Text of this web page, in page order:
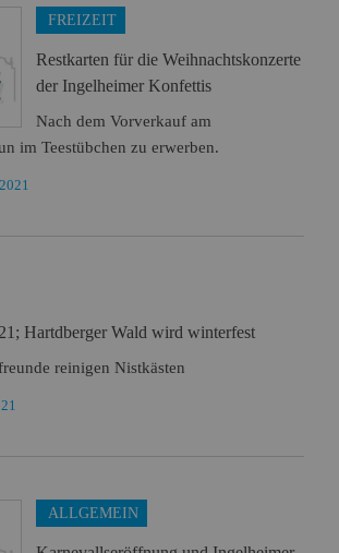
FREIZEIT
Restkarten für die Weihnachtskonzerte
der Ingelheimer Konfettis
Nach dem Vorverkauf am
im Teestübchen zu erwerben.
Hartdberger Wald wird winterfest
reinigen Nistkästen
ALLGEMEIN